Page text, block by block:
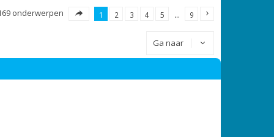
onderwerpen 1 2 3 4 5 … 9
Ga naar